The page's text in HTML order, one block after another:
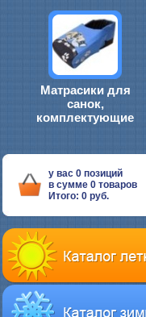
Матрасики для
санок,
комплектующие
у вас 0 позиций
в сумме 0 товаров
Итого: 0 руб.